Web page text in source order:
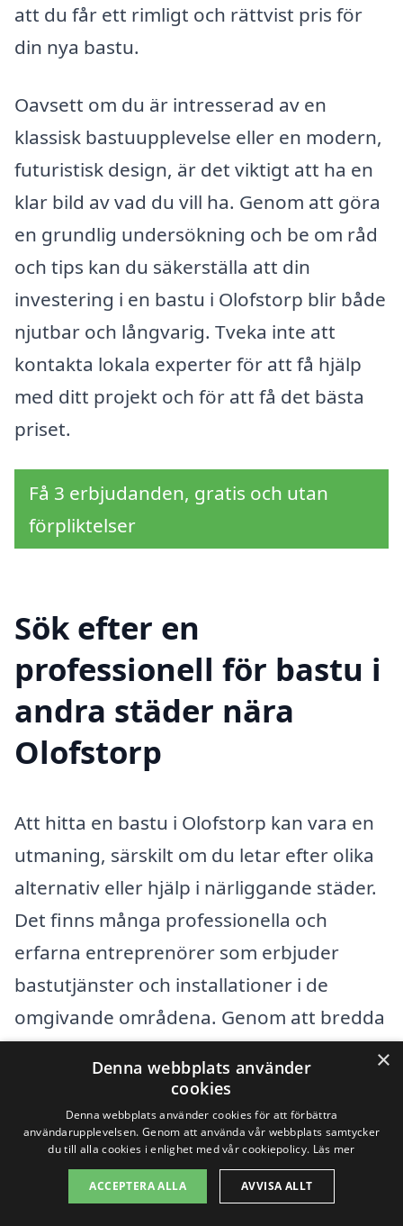
att du får ett rimligt och rättvist pris för
din nya bastu.
Oavsett om du är intresserad av en
klassisk bastuupplevelse eller en modern,
futuristisk design, är det viktigt att ha en
klar bild av vad du vill ha. Genom att göra
en grundlig undersökning och be om råd
och tips kan du säkerställa att din
investering i en bastu i Olofstorp blir både
njutbar och långvarig. Tveka inte att
kontakta lokala experter för att få hjälp
med ditt projekt och för att få det bästa
priset.
Få 3 erbjudanden, gratis och utan
förpliktelser
Sök efter en
professionell för bastu i
andra städer nära
Olofstorp
Att hitta en bastu i Olofstorp kan vara en
utmaning, särskilt om du letar efter olika
alternativ eller hjälp i närliggande städer.
Det finns många professionella och
erfarna entreprenörer som erbjuder
bastutjänster och installationer i de
omgivande områdena. Genom att bredda
din sökning kan du hitta det perfekta
erbjudandet som passar dina behov. Här
är några städer i närheten av Olofstorp
där du kan börja din sökning:
Partille
×
Denna webbplats använder
cookies
Denna webbplats använder cookies för att förbättra
användarupplevelsen. Genom att använda vår webbplats samtycker
du till alla cookies i enlighet med vår cookiepolicy. Läs mer
ACCEPTERA ALLA AVVISA ALLT